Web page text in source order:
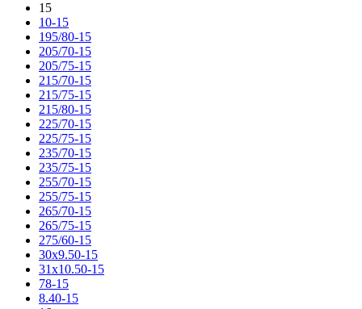
15
10-15
195/80-15
205/70-15
205/75-15
215/70-15
215/75-15
215/80-15
225/70-15
225/75-15
235/70-15
235/75-15
255/70-15
255/75-15
265/70-15
265/75-15
275/60-15
30x9.50-15
31x10.50-15
78-15
8.40-15